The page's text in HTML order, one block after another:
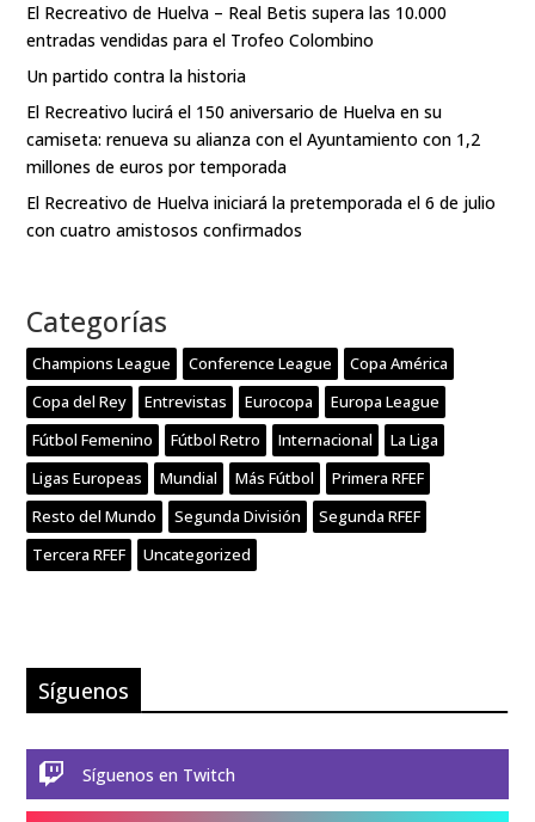
El Recreativo de Huelva – Real Betis supera las 10.000
entradas vendidas para el Trofeo Colombino
Un partido contra la historia
El Recreativo lucirá el 150 aniversario de Huelva en su
camiseta: renueva su alianza con el Ayuntamiento con 1,2
millones de euros por temporada
El Recreativo de Huelva iniciará la pretemporada el 6 de julio
con cuatro amistosos confirmados
Categorías
Champions League Conference League
Copa América
Copa del Rey
Entrevistas Eurocopa
Europa League
Fútbol Femenino
Fútbol Retro Internacional
La Liga
Ligas Europeas
Mundial Más Fútbol
Primera RFEF
Resto del Mundo
Segunda División
Segunda RFEF
Tercera RFEF
Uncategorized
Síguenos
 Síguenos en Twitch